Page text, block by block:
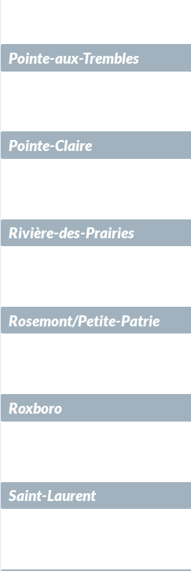
Pointe-aux-Trembles
Pointe-Claire
Rivière-des-Prairies
Rosemont/Petite-Patrie
Roxboro
Saint-Laurent